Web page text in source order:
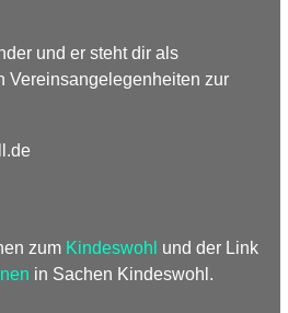
und er steht dir als
Vereinsangelegenheiten zur
de
zum Kindeswohl und der Link
in Sachen Kindeswohl.